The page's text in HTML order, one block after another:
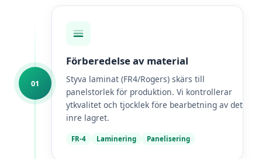
01
Förberedelse av material
Styva laminat (FR4/Rogers) skärs till
panelstorlek för produktion. Vi kontrollerar
ytkvalitet och tjocklek före bearbetning av det
inre lagret.
FR-4 Laminering Panelisering